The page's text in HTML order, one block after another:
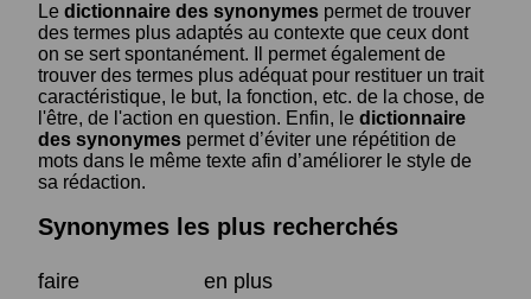
Le dictionnaire des synonymes permet de trouver
des termes plus adaptés au contexte que ceux dont
on se sert spontanément. Il permet également de
trouver des termes plus adéquat pour restituer un trait
caractéristique, le but, la fonction, etc. de la chose, de
l'être, de l'action en question. Enfin, le dictionnaire
des synonymes permet d’éviter une répétition de
mots dans le même texte afin d’améliorer le style de
sa rédaction.
Synonymes les plus recherchés
faire
en plus